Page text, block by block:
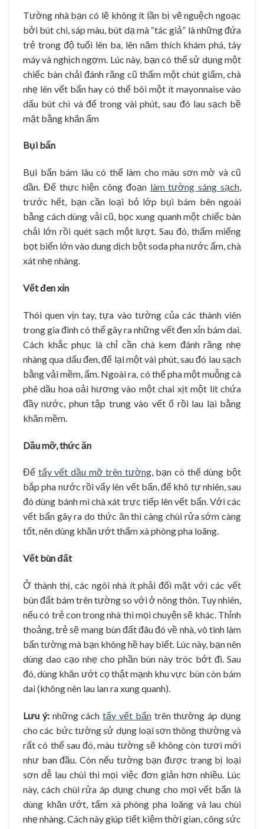
Tường nhà bạn có lẽ không ít lần bị vẽ nguệch ngoạc
bởi bút chì, sáp màu, bút dạ mà “tác giả” là những đứa
trẻ trong độ tuổi lên ba, lên năm thích khám phá, táy
máy và nghịch ngợm. Lúc này, bạn có thể sử dụng một
chiếc bàn chải đánh răng cũ thấm một chút giấm, chà
nhẹ lên vết bẩn hay có thể bôi một ít mayonnaise vào
dấu bút chì và để trong vài phút, sau đó lau sạch bề
mặt bằng khăn ẩm
Bụi bẩn
Bụi bẩn bám lâu có thể làm cho màu sơn mờ và cũ
dần. Để thực hiện công đoạn làm tường sáng sạch,
trước hết, bạn cần loại bỏ lớp bụi bám bên ngoài
bằng cách dùng vải cũ, bọc xung quanh một chiếc bàn
chải lớn rồi quét sạch một lượt. Sau đó, thấm miếng
bọt biển lớn vào dung dịch bột soda pha nước ấm, chà
xát nhẹ nhàng.
Vết đen xỉn
Thói quen vịn tay, tựa vào tường của các thành viên
trong gia đình có thể gây ra những vết đen xỉn bám dai.
Cách khắc phục là chỉ cần chà kem đánh răng nhẹ
nhàng qua dấu đen, để lại một vài phút, sau đó lau sạch
bằng vải mềm, ẩm. Ngoài ra, có thể pha một muỗng cà
phê dầu hoa oải hương vào một chai xịt một lít chứa
đầy nước, phun tập trung vào vết ố rồi lau lại bằng
khăn mềm.
Dầu mỡ, thức ăn
Để tẩy vết dầu mỡ trên tường, bạn có thể dùng bột
bắp pha nước rồi vẩy lên vết bẩn, để khô tự nhiên, sau
đó dùng bánh mì chà xát trực tiếp lên vết bẩn. Với các
vết bẩn gây ra do thức ăn thì càng chùi rửa sớm càng
tốt, nên dùng khăn ướt thấm xà phòng pha loãng.
Vết bùn đất
Ở thành thị, các ngôi nhà ít phải đối mặt với các vết
bùn đất bám trên tường so với ở nông thôn. Tuy nhiên,
nếu có trẻ con trong nhà thì mọi chuyện sẽ khác. Thỉnh
thoảng, trẻ sẽ mang bùn đất đâu đó về nhà, vô tình làm
bẩn tường mà bạn không hề hay biết. Lúc này, bạn nên
dùng dao cạo nhẹ cho phần bùn này tróc bớt đi. Sau
đó, dùng khăn ướt cọ thật mạnh khu vực bùn còn bám
dai (không nên lau lan ra xung quanh).
Lưu ý:những cáchtẩy vết bẩntrên thường áp dụng
cho các bức tường sử dụng loại sơn thông thường và
rất có thể sau đó, màu tường sẽ không còn tươi mới
như ban đầu. Còn nếu tường bạn được trang bị loại
sơn dễ lau chùi thì mọi việc đơn giản hơn nhiều. Lúc
này, cách chùi rửa áp dụng chung cho mọi vết bẩn là
dùng khăn ướt, tẩm xà phòng pha loãng và lau chùi
nhẹ nhàng. Cách này giúp tiết kiệm thời gian, công sức